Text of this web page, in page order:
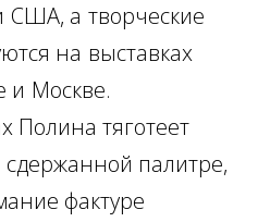
США, а творческие
на выставках
и Москве.
Полина тяготеет
сдержанной палитре,
фактуре